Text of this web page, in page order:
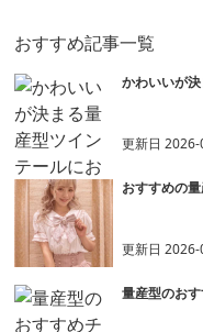
おすすめ記事一覧
かわいいが
更新日
おすすめの
更新日
量産型のお